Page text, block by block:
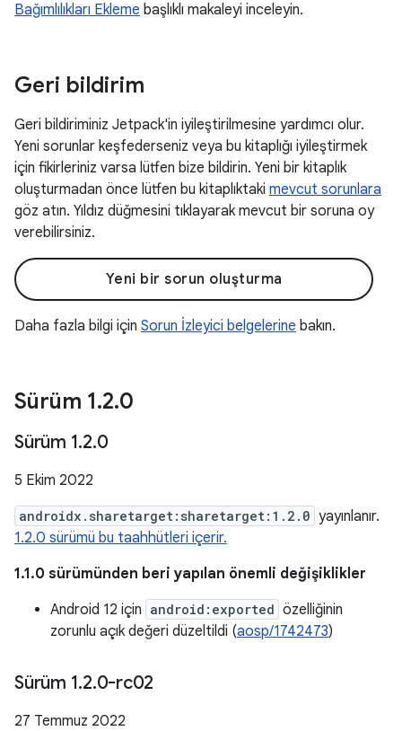
Bağımlılıkları Ekleme başlıklı makaleyi inceleyin.
Geri bildirim
Geri bildiriminiz Jetpack'in iyileştirilmesine yardımcı olur.
Yeni sorunlar keşfederseniz veya bu kitaplığı iyileştirmek
için fikirleriniz varsa lütfen bize bildirin. Yeni bir kitaplık
oluşturmadan önce lütfen bu kitaplıktaki mevcut sorunlara
göz atın. Yıldız düğmesini tıklayarak mevcut bir soruna oy
verebilirsiniz.
Yeni bir sorun oluşturma
Daha fazla bilgi için Sorun İzleyici belgelerine bakın.
Sürüm 1.2.0
Sürüm 1.2.0
5 Ekim 2022
androidx.sharetarget:sharetarget:1.2.0 yayınlanır.
1.2.0 sürümü bu taahhütleri içerir.
1.1.0 sürümünden beri yapılan önemli değişiklikler
Android 12 için android:exported özelliğinin
zorunlu açık değeri düzeltildi (aosp/1742473)
Sürüm 1.2.0-rc02
27 Temmuz 2022